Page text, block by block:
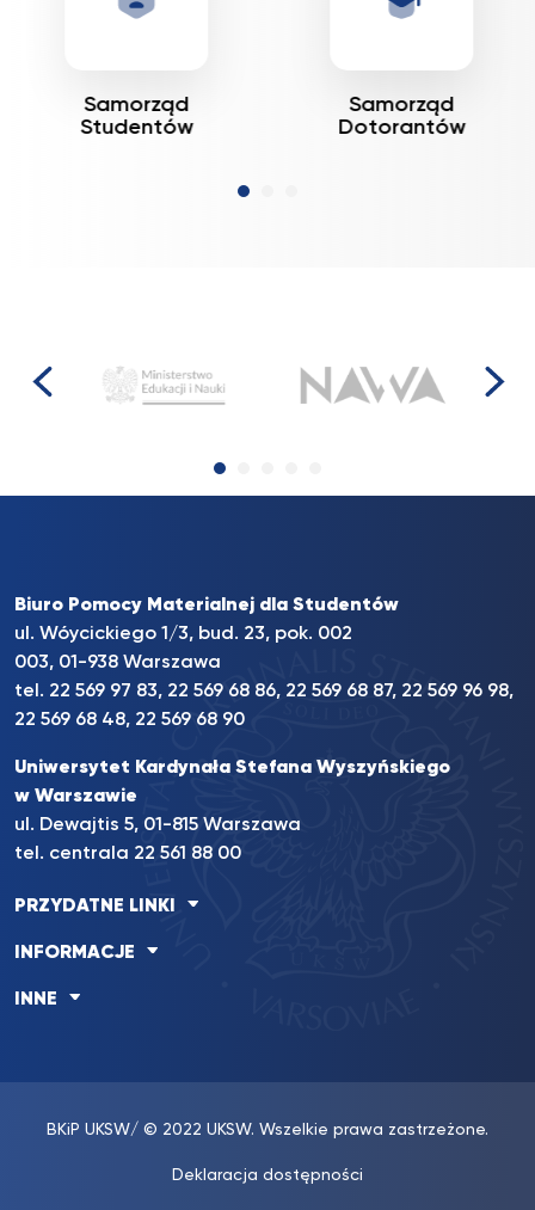
Samorząd
Studentów
Samorząd
Dotorantów
Biuro Pomocy Materialnej dla Studentów
ul. Wóycickiego 1/3, bud. 23, pok. 002
003, 01-938 Warszawa
tel. 22 569 97 83, 22 569 68 86, 22 569 68 87, 22 569 96 98,
22 569 68 48, 22 569 68 90
Uniwersytet Kardynała Stefana Wyszyńskiego
w Warszawie
ul. Dewajtis 5, 01-815 Warszawa
tel. centrala 22 561 88 00
PRZYDATNE LINKI
INFORMACJE
INNE
BKiP UKSW/ © 2022 UKSW. Wszelkie prawa zastrzeżone.
Deklaracja dostępności